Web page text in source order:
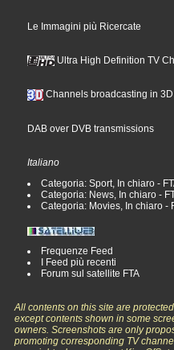
Le Immagini più Ricercate
Ultra High Definition TV
Channels broadcasting in 3D
DAB over DVB transmissions
Italiano
Categoria: Sport, In chiaro -
Categoria: News, In chiaro -
Categoria: Movies, In chiaro -
Frequenze Feed
I Feed più recenti
Forum sul satellite FTA
All contents on this site are
except contents shown in some
owners. Screenshots are only
promoting corresponding TV